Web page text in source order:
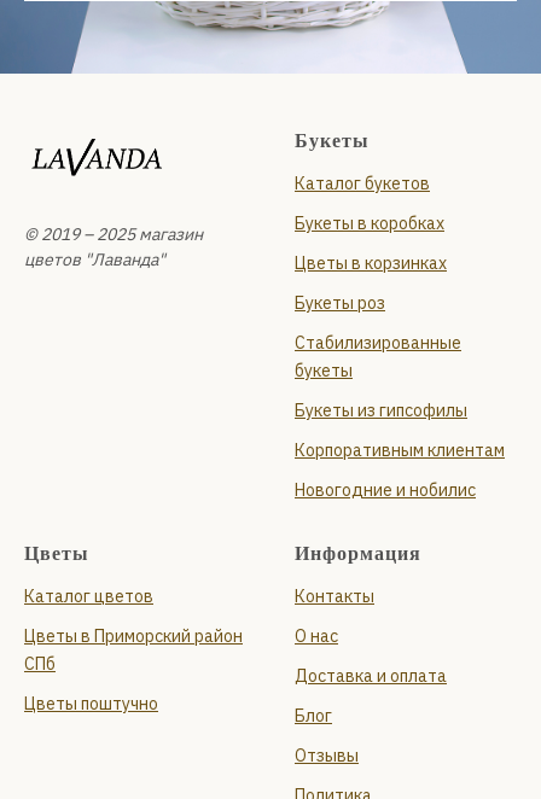
© 2019 – 2025 магазин
цветов "Лаванда"
Букеты
Каталог букетов
Букеты в коробках
Цветы в корзинках
Букеты роз
Стабилизированные
букеты
Букеты из гипсофилы
Корпоративным клиентам
Новогодние и нобилис
Цветы
Каталог цветов
Цветы в Приморский район
СПб
Цветы поштучно
Информация
Контакты
О нас
Доставка и оплата
Блог
Отзывы